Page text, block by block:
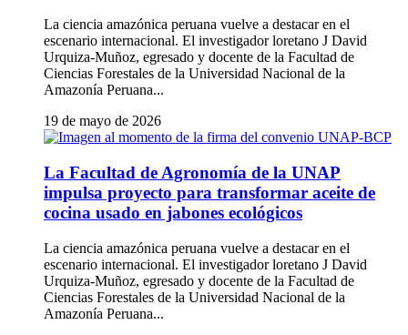
La ciencia amazónica peruana vuelve a destacar en el
escenario internacional. El investigador loretano J David
Urquiza-Muñoz, egresado y docente de la Facultad de
Ciencias Forestales de la Universidad Nacional de la
Amazonía Peruana...
19 de mayo de 2026
La Facultad de Agronomía de la UNAP
impulsa proyecto para transformar aceite de
cocina usado en jabones ecológicos
La ciencia amazónica peruana vuelve a destacar en el
escenario internacional. El investigador loretano J David
Urquiza-Muñoz, egresado y docente de la Facultad de
Ciencias Forestales de la Universidad Nacional de la
Amazonía Peruana...